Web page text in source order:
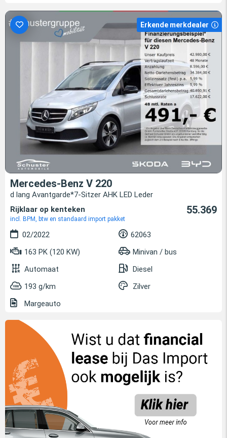
Erkende merkdealer
Mercedes-Benz V 220
d lang Avantgarde*7-Sitzer AHK LED Leder
Rijklaar op kenteken
incl. BPM, btw en standaard import pakket
55.369
02/2022
62063
163 PK (120 KW)
Minivan / bus
Automaat
Diesel
193 g/km
Zilver
Margeauto